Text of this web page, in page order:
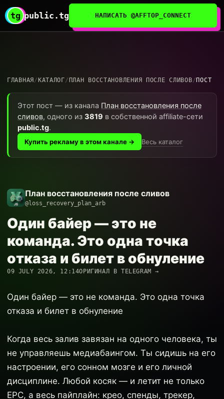
tg public.tg НАПИСАТЬ @AFFTOP_CONNECT
ГЛАВНАЯ / КАТАЛОГ/ ПЛАН ВОССТАНОВЛЕНИЯ ПОСЛЕ СЛИВОВ/ ПОСТ
Этот пост — из канала План восстановления после
сливов, одного из 3819 в собственной affiliate-сети
public.tg.
Купить рекламу в этом канале → Весь каталог
План восстановления после сливов
@loss_recovery_plan_arb
Один байер — это не
команда. Это одна точка
отказа и билет в обнуление
09 JULY 2026, 12:14ОРИГИНАЛ В TELEGRAM →
Один байер — это не команда. Это одна точка
отказа и билет в обнуление
Когда весь залив завязан на одного человека, ты
не управляешь медиабаингом. Ты сидишь на его
настроении, его сонном мозге и его личной
дисциплине. Любой косяк — и летит не только
EPC, а весь пайплайн: крео, спенды, трекер,